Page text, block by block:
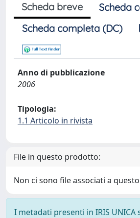
Scheda breve
Scheda
Scheda completa (DC)
Anno di pubblicazione
2006
Tipologia:
1.1 Articolo in rivista
File in questo prodotto:
Non ci sono file associati a
I metadati presenti in IRIS UNICA